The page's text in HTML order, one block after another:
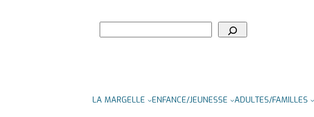
LA MARGELLE ENFANCE/JEUNESSE ADULTES/FAMILLES